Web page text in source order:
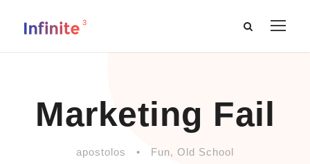
Marketing Fail
apostolos • Fun, Old School